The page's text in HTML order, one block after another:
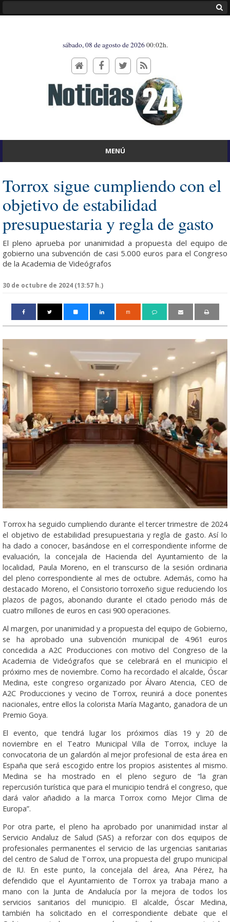
sábado, 08 de agosto de 202600:02h.
MENÚ
Torrox sigue cumpliendo con el
objetivo de estabilidad
presupuestaria y regla de gasto
El pleno aprueba por unanimidad a propuesta del equipo de
gobierno una subvención de casi 5.000 euros para el Congreso
de la Academia de Videógrafos
30 de octubre de 2024 (13:57 h.)
m
Torrox ha seguido cumpliendo durante el tercer trimestre de 2024
el objetivo de estabilidad presupuestaria y regla de gasto. Así lo
ha dado a conocer, basándose en el correspondiente informe de
evaluación, la concejala de Hacienda del Ayuntamiento de la
localidad, Paula Moreno, en el transcurso de la sesión ordinaria
del pleno correspondiente al mes de octubre. Además, como ha
destacado Moreno, el Consistorio torroxeño sigue reduciendo los
plazos de pagos, abonando durante el citado periodo más de
cuatro millones de euros en casi 900 operaciones.
Al margen, por unanimidad y a propuesta del equipo de Gobierno,
se ha aprobado una subvención municipal de 4.961 euros
concedida a A2C Producciones con motivo del Congreso de la
Academia de Videógrafos que se celebrará en el municipio el
próximo mes de noviembre. Como ha recordado el alcalde, Óscar
Medina, este congreso organizado por Álvaro Atencia, CEO de
A2C Producciones y vecino de Torrox, reunirá a doce ponentes
nacionales, entre ellos la colorista María Maganto, ganadora de un
Premio Goya.
El evento, que tendrá lugar los próximos días 19 y 20 de
noviembre en el Teatro Municipal Villa de Torrox, incluye la
convocatoria de un galardón al mejor profesional de esta área en
España que será escogido entre los propios asistentes al mismo.
Medina se ha mostrado en el pleno seguro de “la gran
repercusión turística que para el municipio tendrá el congreso, que
dará valor añadido a la marca Torrox como Mejor Clima de
Europa”.
Por otra parte, el pleno ha aprobado por unanimidad instar al
Servicio Andaluz de Salud (SAS) a reforzar con dos equipos de
profesionales permanentes el servicio de las urgencias sanitarias
del centro de Salud de Torrox, una propuesta del grupo municipal
de IU. En este punto, la concejala del área, Ana Pérez, ha
defendido que el Ayuntamiento de Torrox ya trabaja mano a
mano con la Junta de Andalucía por la mejora de todos los
servicios sanitarios del municipio. El alcalde, Óscar Medina,
también ha solicitado en el correspondiente debate que el